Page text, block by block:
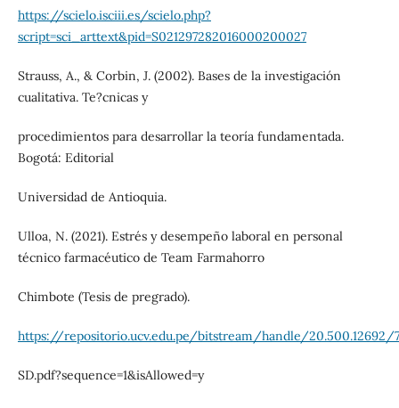
https://scielo.isciii.es/scielo.php?
script=sci_arttext&pid=S021297282016000200027
Strauss, A., & Corbin, J. (2002). Bases de la investigación
cualitativa. Te?cnicas y
procedimientos para desarrollar la teoría fundamentada.
Bogotá: Editorial
Universidad de Antioquia.
Ulloa, N. (2021). Estrés y desempeño laboral en personal
técnico farmacéutico de Team Farmahorro
Chimbote (Tesis de pregrado).
https://repositorio.ucv.edu.pe/bitstream/handle/20.500.12692/
SD.pdf?sequence=1&isAllowed=y